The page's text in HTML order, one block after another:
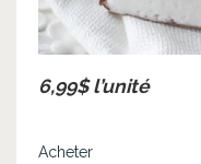
6,99$ l’unité
Acheter